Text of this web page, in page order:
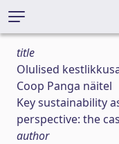
title
Olulised
Coop Panga näitel
Key sustainability
perspective: the
author